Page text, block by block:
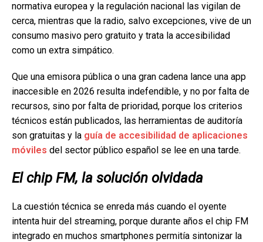
normativa europea y la regulación nacional las vigilan de
cerca, mientras que la radio, salvo excepciones, vive de un
consumo masivo pero gratuito y trata la accesibilidad
como un extra simpático.
Que una emisora pública o una gran cadena lance una app
inaccesible en 2026 resulta indefendible, y no por falta de
recursos, sino por falta de prioridad, porque los criterios
técnicos están publicados, las herramientas de auditoría
son gratuitas y la guía de accesibilidad de aplicaciones
móviles del sector público español se lee en una tarde.
El chip FM, la solución olvidada
La cuestión técnica se enreda más cuando el oyente
intenta huir del streaming, porque durante años el chip FM
integrado en muchos smartphones permitía sintonizar la